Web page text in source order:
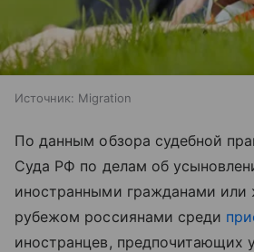
Источник: Migration
По данным обзора судебной
Суда РФ по делам об
иностранными гражданами
рубежом россиянами среди
иностранцев, предпочитающих